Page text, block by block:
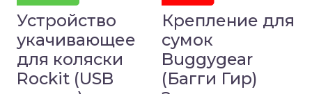
Устройство
укачивающее
для коляски
Rockit (USB
Крепление для
сумок
Buggygear
(Багги Гир)